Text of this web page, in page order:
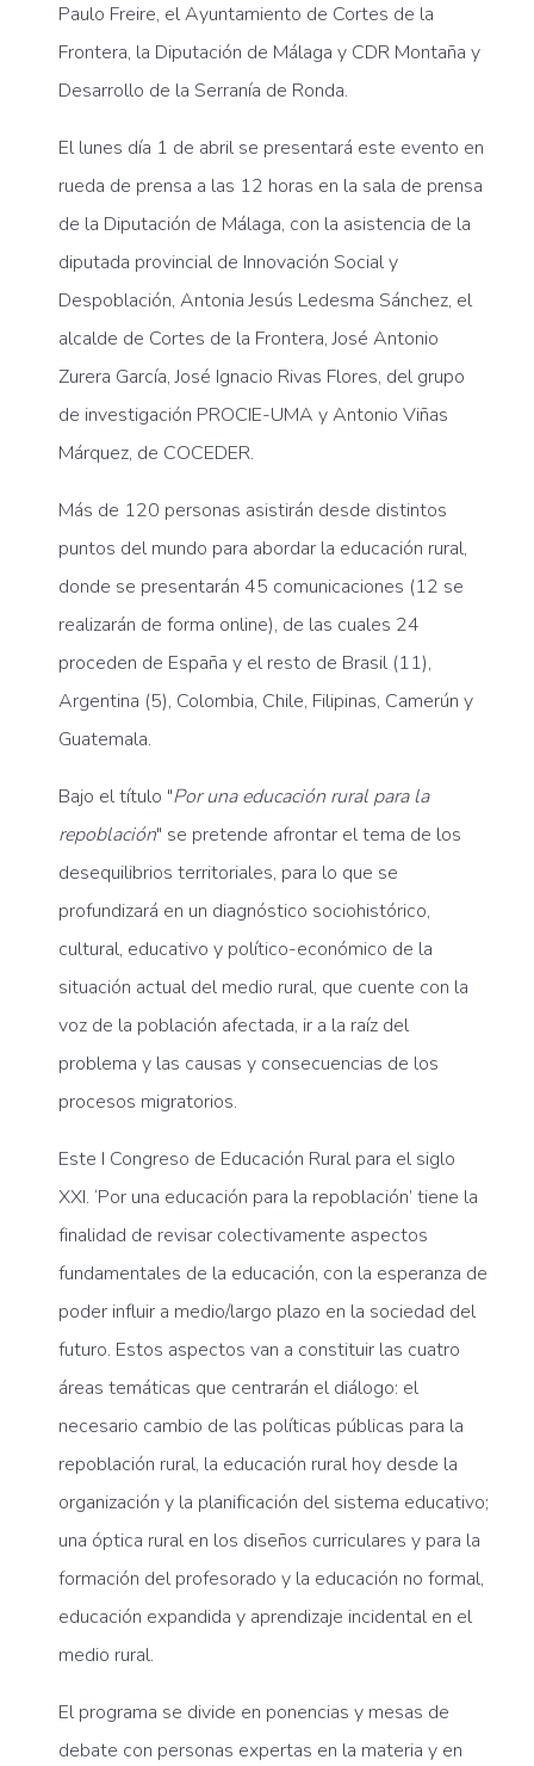
Paulo Freire, el Ayuntamiento de Cortes de la
Frontera, la Diputación de Málaga y CDR Montaña y
Desarrollo de la Serranía de Ronda.
El lunes día 1 de abril se presentará este evento en
rueda de prensa a las 12 horas en la sala de prensa
de la Diputación de Málaga, con la asistencia de la
diputada provincial de Innovación Social y
Despoblación, Antonia Jesús Ledesma Sánchez, el
alcalde de Cortes de la Frontera, José Antonio
Zurera García, José Ignacio Rivas Flores, del grupo
de investigación PROCIE-UMA y Antonio Viñas
Márquez, de COCEDER.
Más de 120 personas asistirán desde distintos
puntos del mundo para abordar la educación rural,
donde se presentarán 45 comunicaciones (12 se
realizarán de forma online), de las cuales 24
proceden de España y el resto de Brasil (11),
Argentina (5), Colombia, Chile, Filipinas, Camerún y
Guatemala.
Bajo el título "Por una educación rural para la
repoblación" se pretende afrontar el tema de los
desequilibrios territoriales, para lo que se
profundizará en un diagnóstico sociohistórico,
cultural, educativo y político-económico de la
situación actual del medio rural, que cuente con la
voz de la población afectada, ir a la raíz del
problema y las causas y consecuencias de los
procesos migratorios.
Este I Congreso de Educación Rural para el siglo
XXI. ‘Por una educación para la repoblación’ tiene la
finalidad de revisar colectivamente aspectos
fundamentales de la educación, con la esperanza de
poder influir a medio/largo plazo en la sociedad del
futuro. Estos aspectos van a constituir las cuatro
áreas temáticas que centrarán el diálogo: el
necesario cambio de las políticas públicas para la
repoblación rural, la educación rural hoy desde la
organización y la planificación del sistema educativo;
una óptica rural en los diseños curriculares y para la
formación del profesorado y la educación no formal,
educación expandida y aprendizaje incidental en el
medio rural.
El programa se divide en ponencias y mesas de
debate con personas expertas en la materia y en